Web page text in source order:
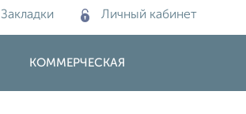
Закладки Личный кабинет
КОММЕРЧЕСКАЯ